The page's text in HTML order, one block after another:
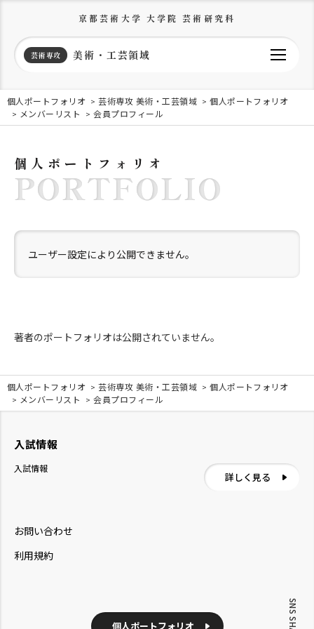
京都芸術大学 大学院 芸術研究科
芸術専攻 美術・工芸領域
個人ポートフォリオ 芸術専攻 美術・工芸領域
個人ポートフォリオ
メンバーリスト
会員プロフィール
個人ポートフォリオ
PORTFOLIO
ユーザー設定により公開できません。
著者のポートフォリオは公開されていません。
個人ポートフォリオ 芸術専攻 美術・工芸領域
個人ポートフォリオ
メンバーリスト
会員プロフィール
お問い合わせ
利用規約
個人ポートフォリオ
入試情報
入試情報
詳しく見る